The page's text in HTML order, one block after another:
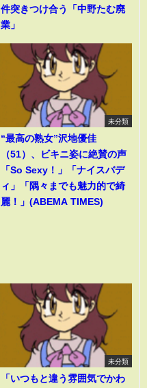
件突きつけ合う「中野たむ廃
業」
未分類
“最高の熟女”沢地優佳
（51）、ビキニ姿に絶賛の声
「So Sexy！」「ナイスバデ
ィ」「隅々までも魅力的で綺
麗！」(ABEMA TIMES)
未分類
「いつもと違う雰囲気でかわ